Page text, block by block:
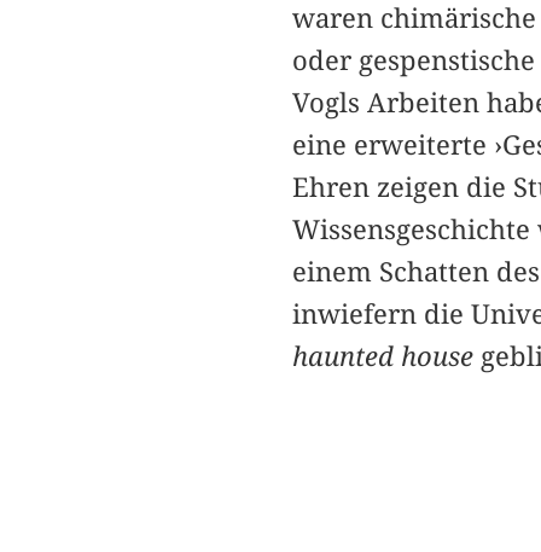
waren
oder
Vogls Arbeiten
eine erweiterte
Ehren zeigen die
einem Schatten
inwiefern die
haunted house